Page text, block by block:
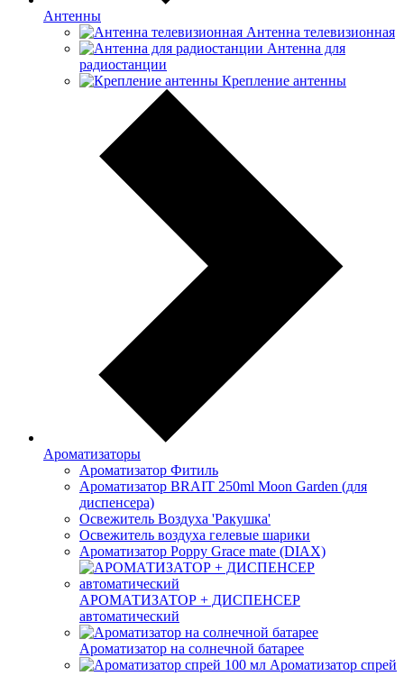
Антенны
Антенна телевизионная
Антенна для
радиостанции
Крепление антенны
Ароматизаторы
Ароматизатор Фитиль
Ароматизатор BRAIT 250ml Moon Garden (для
диспенсера)
Освежитель Воздуха 'Ракушка'
Освежитель воздуха гелевые шарики
Ароматизатор Poppy Grace mate (DIAX)
АРОМАТИЗАТОР + ДИСПЕНСЕР
автоматический
Ароматизатор на солнечной батарее
Ароматизатор спрей